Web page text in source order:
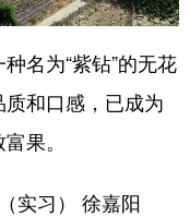
名为“紫钻”的无花
和口感，已成为
果。
实习） 徐嘉阳